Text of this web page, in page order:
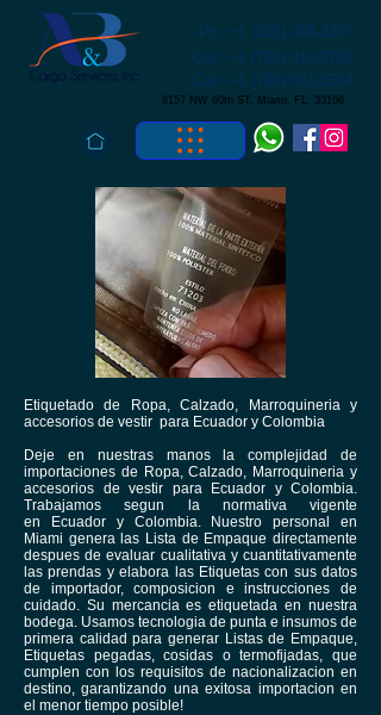
+1 (305) 468-3307
+1 (786) 319-2768
+1 (786) 661-8564
Ph:
Cell:
Cell:
8157 NW 60th ST, Miami, FL. 33166
Etiquetado de Ropa, Calzado, Marroquineria y
accesorios de vestir para Ecuador y Colombia
Deje en nuestras manos la complejidad de
importaciones de Ropa, Calzado, Marroquineria y
accesorios de vestir para Ecuador y Colombia.
Trabajamos segun la normativa vigente
en Ecuador y Colombia. Nuestro personal en
Miami genera las Lista de Empaque directamente
despues de evaluar cualitativa y cuantitativamente
las prendas y elabora las Etiquetas con sus datos
de importador, composicion e instrucciones de
cuidado. Su mercancia es etiquetada en nuestra
bodega. Usamos tecnologia de punta e insumos de
primera calidad para generar Listas de Empaque,
Etiquetas pegadas, cosidas o termofijadas, que
cumplen con los requisitos de nacionalizacion en
destino, garantizando una exitosa importacion en
el menor tiempo posible!